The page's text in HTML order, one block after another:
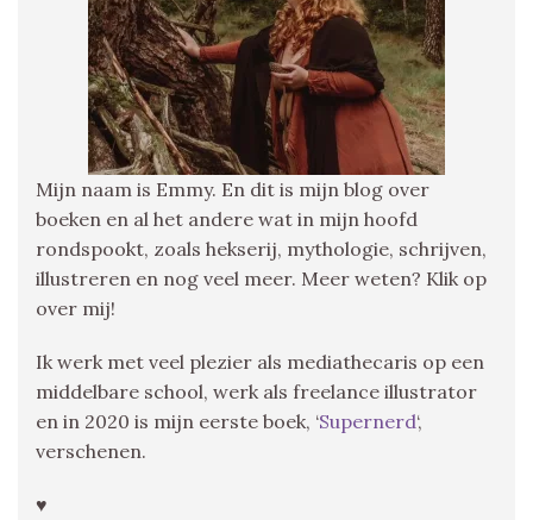
Mijn naam is Emmy. En dit is mijn blog over
boeken en al het andere wat in mijn hoofd
rondspookt, zoals hekserij, mythologie, schrijven,
illustreren en nog veel meer. Meer weten? Klik op
over mij!
Ik werk met veel plezier als mediathecaris op een
middelbare school, werk als freelance illustrator
en in 2020 is mijn eerste boek, ‘Supernerd‘,
verschenen.
♥